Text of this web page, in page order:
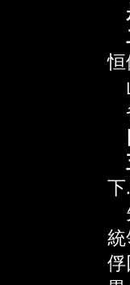
恒
下
統
俘